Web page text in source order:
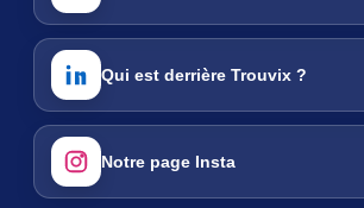
Qui est derrière Trouvix ?
Notre page Insta